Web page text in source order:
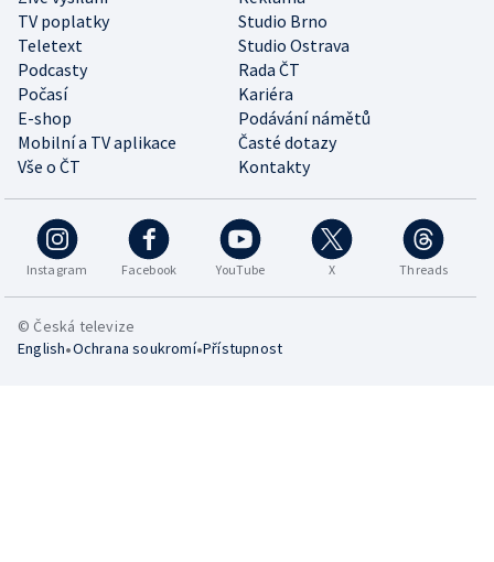
TV poplatky
Studio Brno
Teletext
Studio Ostrava
Podcasty
Rada ČT
Počasí
Kariéra
E-shop
Podávání námětů
Mobilní a TV aplikace
Časté dotazy
Vše o ČT
Kontakty
Instagram Facebook YouTube X Threads
© Česká televize
English•Ochrana soukromí•Přístupnost